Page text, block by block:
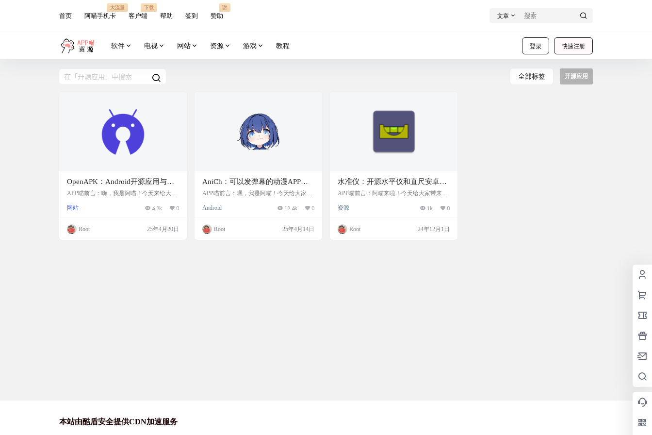
首页 阿喵手机卡
大流量
客户端
下载
帮助 签到 赞助
谢
文章
登录 快速注册
软件 电视 网站 资源 游戏 教程
全部标签 开源应用
OpenAPK：Android开源应用与游
戏精选平台，提供直接下载链接，
APP喵前言：嗨，我是阿喵！今天来给大家
一个为Android用户精心打造的开源应用和
体、教育等多个类别的应用。所有应用都附
有源代码仓库链接和直接下载地址，让你轻
网站 4.9k 0
Root 25年4月20日
AniCh：可以发弹幕的动漫APP，
多源高清无广告，提供多平台支持
APP喵前言：嘿，我是阿喵！今天给大家安
这个APP支持超分辨率，画质超清晰，而且
多平台，无论是电脑还是手机都能轻松使
用。番剧源超多，各种类型、语言、年份的
Android 19.4k 0
Root 25年4月14日
水准仪：开源水平仪和直尺安卓小
工具，体积轻巧，仅1.4MB，可测
细校准，应用简单易用，无广告和
合
APP喵前言：阿喵来啦！今天给大家带来一
巧的应用只有1.4MB，但它功能强大，拥有
斜度和长度。而且，它支持精细校准，操作
简单，无广告，无需权限，非常实用。无论
资源 1k 0
Root 24年12月1日
本站由酷盾安全提供CDN加速服务